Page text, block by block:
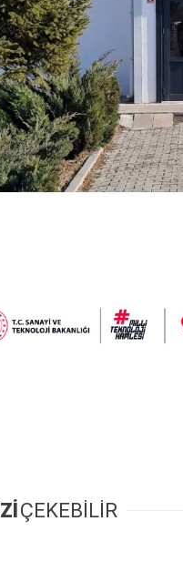
ÇEKEBİLİR